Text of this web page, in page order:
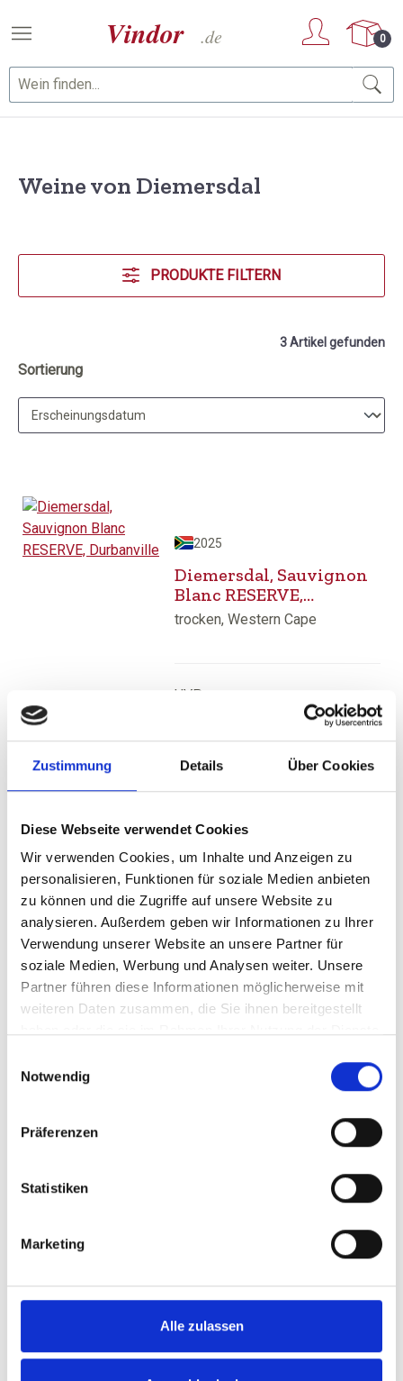
Zustimmung Details Über Cookies
Diese Webseite verwendet Cookies
Wir verwenden Cookies, um Inhalte und Anzeigen zu
personalisieren, Funktionen für soziale Medien anbieten
zu können und die Zugriffe auf unsere Website zu
analysieren. Außerdem geben wir Informationen zu Ihrer
Verwendung unserer Website an unsere Partner für
soziale Medien, Werbung und Analysen weiter. Unsere
Partner führen diese Informationen möglicherweise mit
weiteren Daten zusammen, die Sie ihnen bereitgestellt
Notwendig
Präferenzen
Statistiken
Marketing
Alle zulassen
Zum Hauptinhalt springen
0
Weine von Diemersdal
PRODUKTE FILTERN
3 Artikel gefunden
Sortierung
2025
Diemersdal, Sauvignon
Blanc RESERVE,
Durbanville
trocken, Western Cape
UVP
14,45 €
2025
Diemersdal, Sauvignon
Blanc, Durbanville
(11,93 € / 1 Liter)
8,95 €
BESTELLEN